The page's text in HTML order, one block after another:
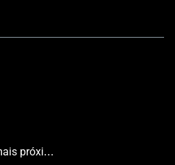
Consulte o Aluminier mais próximo